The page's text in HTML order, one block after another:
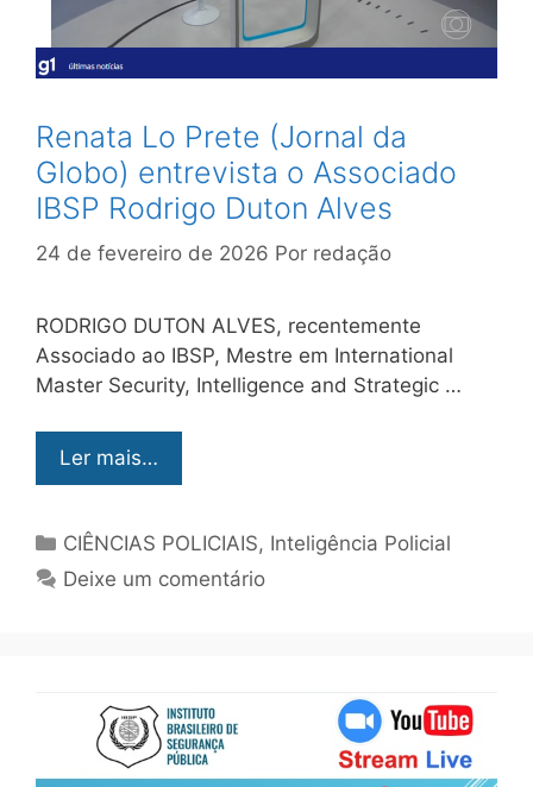
Renata Lo Prete (Jornal da
Globo) entrevista o Associado
IBSP Rodrigo Duton Alves
24 de fevereiro de 2026 Por redação
RODRIGO DUTON ALVES, recentemente
Associado ao IBSP, Mestre em International
Master Security, Intelligence and Strategic …
Ler mais…
CIÊNCIAS POLICIAIS, Inteligência Policial
Deixe um comentário